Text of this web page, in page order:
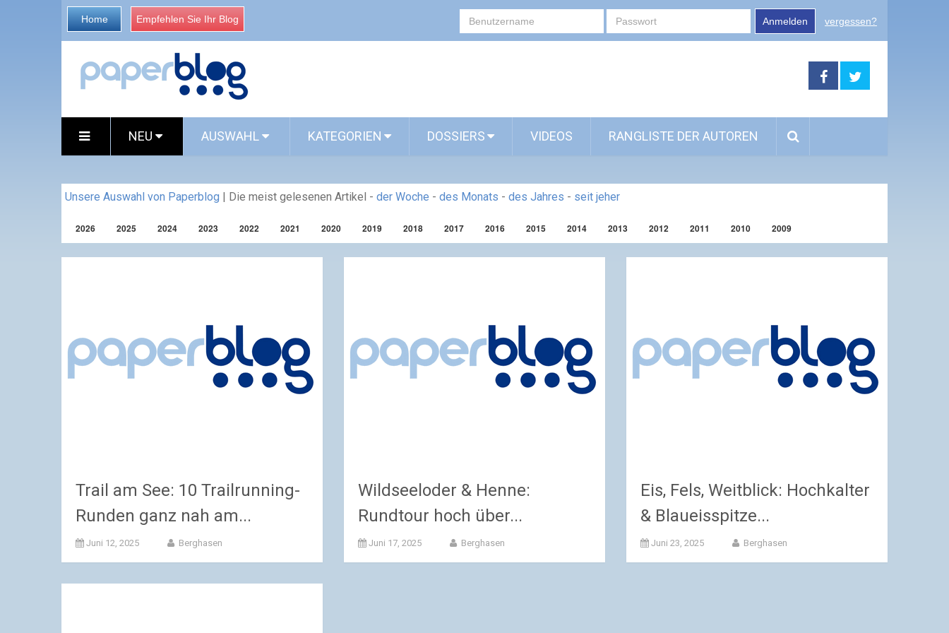
Home Empfehlen Sie Ihr Blog Anmelden vergessen?
NEU AUSWAHL KATEGORIEN DOSSIERS VIDEOS RANGLISTE DER AUTOREN
Unsere Auswahl von Paperblog | Die meist gelesenen Artikel - der Woche - des Monats - des Jahres - seit jeher
2026 2025 2024 2023 2022 2021 2020 2019 2018 2017 2016 2015 2014 2013 2012 2011 2010 2009
Trail am See: 10 Trailrunning-
Runden ganz nah am...
Juni 12, 2025 Berghasen
Wildseeloder & Henne:
Rundtour hoch über...
Juni 17, 2025 Berghasen
Eis, Fels, Weitblick: Hochkalter
& Blaueisspitze...
Juni 23, 2025 Berghasen